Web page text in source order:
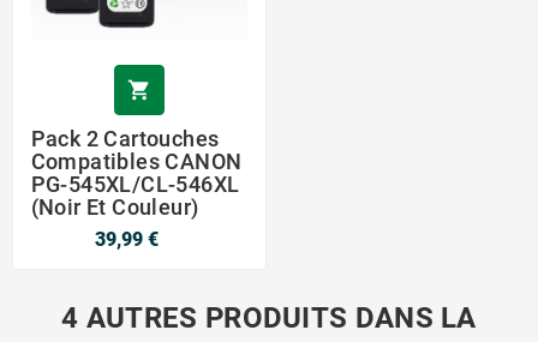

Pack 2 Cartouches
Compatibles CANON
PG-545XL/CL-546XL
(noir Et Couleur)
39,99 €
4 AUTRES PRODUITS DANS LA